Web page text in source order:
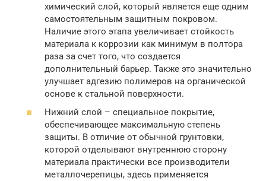
химический слой, который является еще одним
самостоятельным защитным покровом.
Наличие этого этапа увеличивает стойкость
материала к коррозии как минимум в полтора
раза за счет того, что создается
дополнительный барьер. Также это значительно
улучшает адгезию полимеров на органической
основе к стальной поверхности.
Нижний слой – специальное покрытие,
обеспечивающее максимальную степень
защиты. В отличие от обычной грунтовки,
которой отделывают внутреннюю сторону
материала практически все производители
металлочерепицы, здесь применяется